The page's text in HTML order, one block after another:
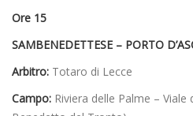
Ore 15
SAMBENEDETTESE – PORTO
Arbitro: Totaro di Lecce
Campo: Riviera delle Palme – Viale